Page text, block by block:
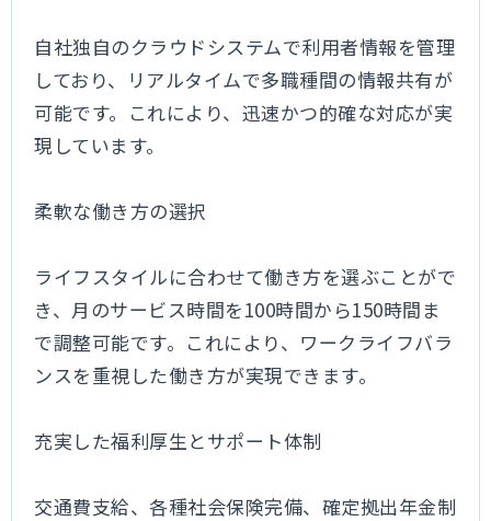
自社独自のクラウドシステムで利用者情報を管理
しており、リアルタイムで多職種間の情報共有が
可能です。これにより、迅速かつ的確な対応が実
現しています。
柔軟な働き方の選択
ライフスタイルに合わせて働き方を選ぶことがで
き、月のサービス時間を100時間から150時間ま
で調整可能です。これにより、ワークライフバラ
ンスを重視した働き方が実現できます。
充実した福利厚生とサポート体制
交通費支給、各種社会保険完備、確定拠出年金制